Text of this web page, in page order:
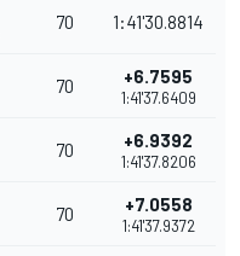
70 1:41'30.8814
70 +6.7595
1:41'37.6409
70 +6.9392
1:41'37.8206
70 +7.0558
1:41'37.9372